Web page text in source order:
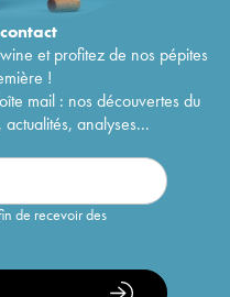
contact
et profitez de nos pépites
!
mail : nos découvertes du
analyses...
de recevoir des